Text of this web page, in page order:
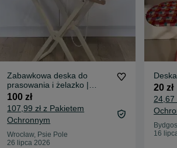
Zabawkowa deska do
prasowania i żelazko |
ZARA Home | drewniane
100 zł
107,99 zł z Pakietem
Ochronnym
Wrocław, Psie Pole
26 lipca 2026
20 zł
24,67
16